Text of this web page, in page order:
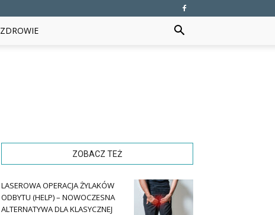
ZDROWIE
ZOBACZ TEŻ
LASEROWA OPERACJA ŻYLAKÓW
ODBYTU (HELP) – NOWOCZESNA
ALTERNATYWA DLA KLASYCZNEJ